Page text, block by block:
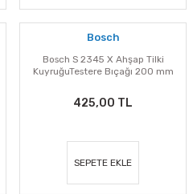
Bosch
Bosch S 2345 X Ahşap Tilki
KuyruğuTestere Bıçağı 200 mm
425,00 TL
SEPETE EKLE